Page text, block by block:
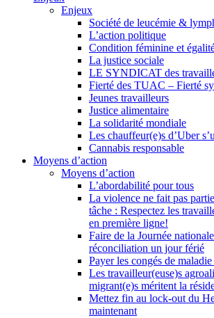
Enjeux
Société de leucémie &
L’action politique
Condition féminine et
La justice sociale
LE SYNDICAT des
Fierté des TUAC – Fierté
Jeunes travailleurs
Justice alimentaire
La solidarité mondiale
Les chauffeur(e)s d’Uber
Cannabis responsable
Moyens d’action
Moyens d’action
L’abordabilité pour tous
La violence ne fait pas
tâche : Respectez les
en première ligne!
Faire de la Journée
réconciliation un jour férié
Payer les congés de
Les travailleur(euse)s
migrant(e)s méritent la
Mettez fin au lock-out du
maintenant